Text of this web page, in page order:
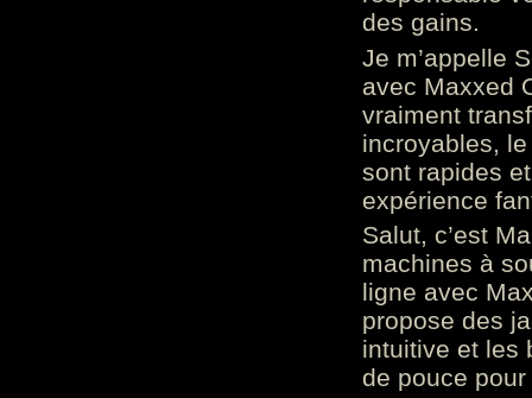
des gains.
Je m’appelle
avec Maxxed
vraiment
incroyables,
sont rapides
expérience
Salut, c’est
machines à
ligne avec
propose des
intuitive et les
de pouce